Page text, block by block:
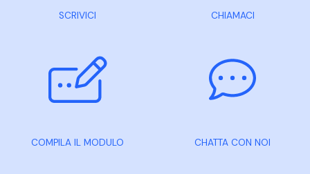
SCRIVICI CHIAMACI
COMPILA IL MODULO CHATTA CON NOI